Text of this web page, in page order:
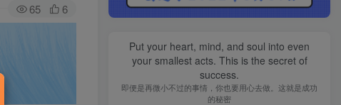
65 6
Put your heart, mind, and soul into even
your smallest acts. This is the secret of
success.
即便是再微小不过的事情，你也要用心去做。这就是成功
的秘密